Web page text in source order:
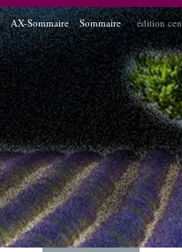
AX-Sommaire Sommaire édition